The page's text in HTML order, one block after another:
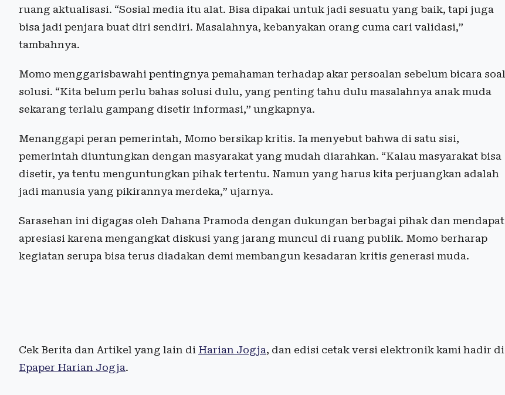
ruang aktualisasi. “Sosial media itu alat. Bisa dipakai untuk jadi sesuatu yang baik, tapi juga
bisa jadi penjara buat diri sendiri. Masalahnya, kebanyakan orang cuma cari validasi,”
tambahnya.
Momo menggarisbawahi pentingnya pemahaman terhadap akar persoalan sebelum bicara soal
solusi. “Kita belum perlu bahas solusi dulu, yang penting tahu dulu masalahnya anak muda
sekarang terlalu gampang disetir informasi,” ungkapnya.
Menanggapi peran pemerintah, Momo bersikap kritis. Ia menyebut bahwa di satu sisi,
pemerintah diuntungkan dengan masyarakat yang mudah diarahkan. “Kalau masyarakat bisa
disetir, ya tentu menguntungkan pihak tertentu. Namun yang harus kita perjuangkan adalah
jadi manusia yang pikirannya merdeka,” ujarnya.
Sarasehan ini digagas oleh Dahana Pramoda dengan dukungan berbagai pihak dan mendapat
apresiasi karena mengangkat diskusi yang jarang muncul di ruang publik. Momo berharap
kegiatan serupa bisa terus diadakan demi membangun kesadaran kritis generasi muda.
Cek Berita dan Artikel yang lain di Harian Jogja, dan edisi cetak versi elektronik kami hadir di
Epaper Harian Jogja.